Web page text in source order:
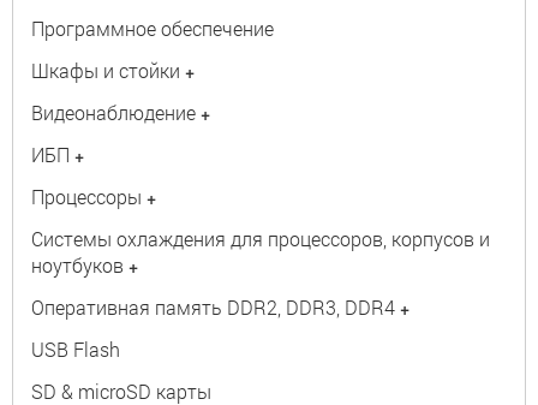
Программное обеспечение
Шкафы и стойки +
Видеонаблюдение +
ИБП +
Процессоры +
Системы охлаждения для процессоров, корпусов и
ноутбуков +
Оперативная память DDR2, DDR3, DDR4 +
USB Flash
SD & microSD карты